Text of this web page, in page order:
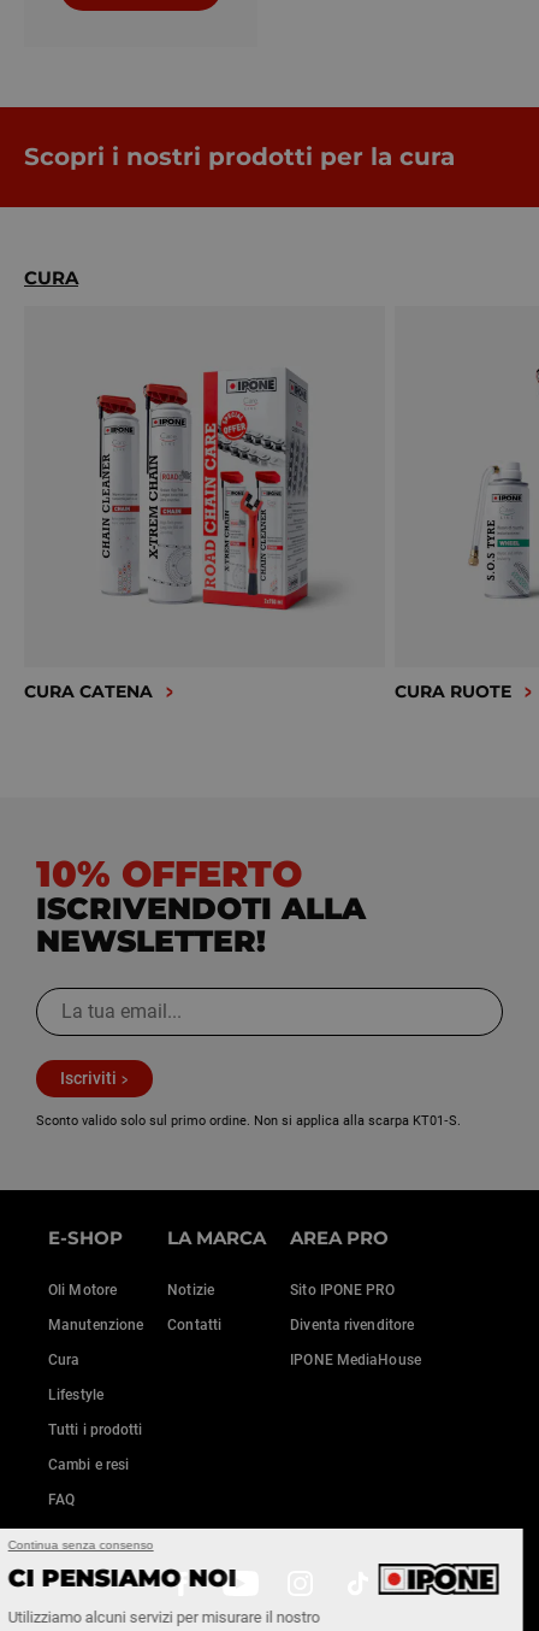
Continua senza consenso
CI PENSIAMO NOI
Utilizziamo alcuni servizi per misurare il nostro
Scopri i nostri prodotti per la cura
CURA
CURA CATENA CURA RUOTE
10% OFFERTO
ISCRIVENDOTI ALLA
NEWSLETTER!
Iscriviti
Sconto valido solo sul primo ordine. Non si applica alla scarpa KT01‑S.
E-SHOP
Oli Motore
Manutenzione
Cura
Lifestyle
Tutti i prodotti
Cambi e resi
FAQ
LA MARCA
Notizie
Contatti
AREA PRO
Sito IPONE PRO
Diventa rivenditore
IPONE MediaHouse